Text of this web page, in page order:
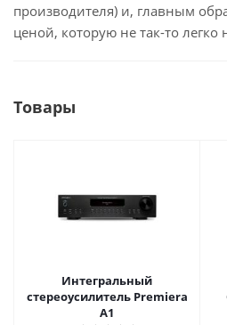
производителя) и, главным
ценой, которую не так-то легко
Товары
Интегральный
стереоусилитель Premiera
A1